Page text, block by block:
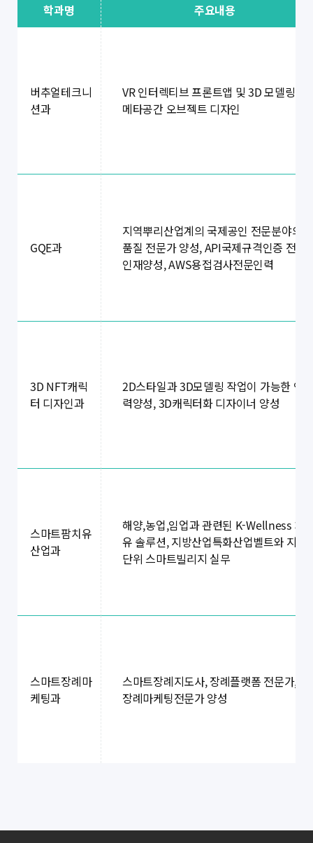
학과명 주요내용
버추얼테크니
션과
VR 인터렉티브 프론트앱 및 3D 모델링
메타공간 오브젝트 디자인
GQE과
지역뿌리산업계의 국제공인 전문분야의
품질 전문가 양성, API국제규격인증 전문
인재양성, AWS용접검사전문인력
3D NFT캐릭
터 디자인과
2D스타일과 3D모델링 작업이 가능한 인
력양성, 3D캐릭터화 디자이너 양성
스마트팜치유
산업과
해양,농업,임업과 관련된 K-Wellness 치
유 솔루션, 지방산업특화산업벨트와 지역
단위 스마트빌리지 실무
스마트장례마
케팅과
스마트장례지도사, 장례플랫폼 전문가,
장례마케팅전문가 양성